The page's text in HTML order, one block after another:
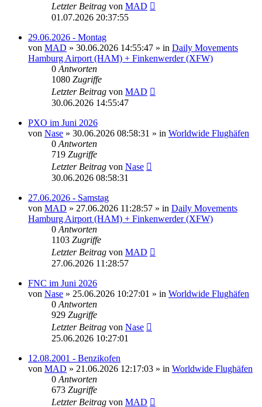
Letzter Beitrag von MAD
01.07.2026 20:37:55
29.06.2026 - Montag
von MAD » 30.06.2026 14:55:47 » in Daily Movements
Hamburg Airport (HAM) + Finkenwerder (XFW)
0 Antworten
1080 Zugriffe
Letzter Beitrag von MAD
30.06.2026 14:55:47
PXO im Juni 2026
von Nase » 30.06.2026 08:58:31 » in Worldwide Flughäfen
0 Antworten
719 Zugriffe
Letzter Beitrag von Nase
30.06.2026 08:58:31
27.06.2026 - Samstag
von MAD » 27.06.2026 11:28:57 » in Daily Movements
Hamburg Airport (HAM) + Finkenwerder (XFW)
0 Antworten
1103 Zugriffe
Letzter Beitrag von MAD
27.06.2026 11:28:57
FNC im Juni 2026
von Nase » 25.06.2026 10:27:01 » in Worldwide Flughäfen
0 Antworten
929 Zugriffe
Letzter Beitrag von Nase
25.06.2026 10:27:01
12.08.2001 - Benzikofen
von MAD » 21.06.2026 12:17:03 » in Worldwide Flughäfen
0 Antworten
673 Zugriffe
Letzter Beitrag von MAD